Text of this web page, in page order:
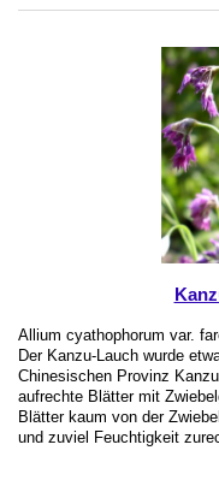
Allium cyathophorum var.
Der Kanzu-Lauch wurde
Chinesischen Provinz
aufrechte Blätter mit
Blätter kaum von der
und zuviel Feuchtigkeit